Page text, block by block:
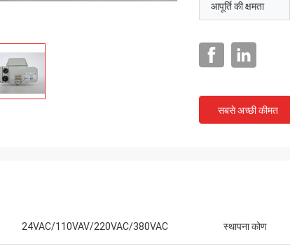
आपूर्ति की क्षमता
सबसे अच्छी कीमत
24VAC/110VAV/220VAC/380VAC स्थापना कोण